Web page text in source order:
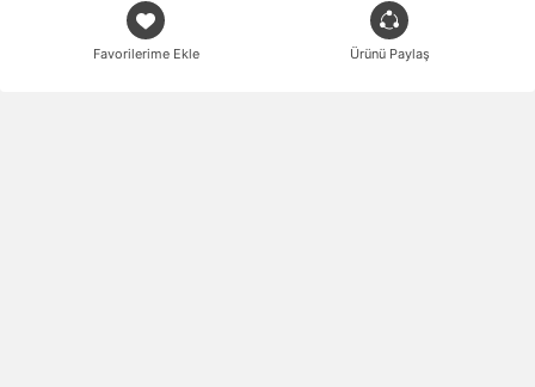
Favorilerime Ekle Ürünü Paylaş